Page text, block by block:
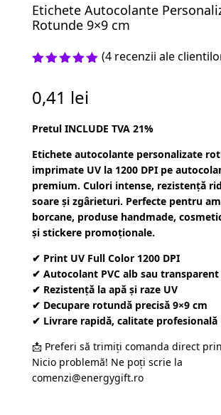
Etichete Autocolante
Rotunde 9×9 cm
pe baza a
evaluări
clienți
(4 recenzii ale
0,41 lei
Pretul INCLUDE TVA 21%
Etichete autocolante personalizate
imprimate UV la 1200 DPI pe
premium. Culori intense, rezistență
soare și zgârieturi. Perfecte pentru
borcane, produse handmade,
și stickere promoționale.
✔ Print UV Full Color 1200 DPI
✔ Autocolant PVC alb sau transparent
✔ Rezistență la apă și raze UV
✔ Decupare rotundă precisă 9×9 cm
✔ Livrare rapidă, calitate profesională
📩 Preferi să trimiți comanda direct
Nicio problemă! Ne poți scrie la
comenzi@energygift.ro